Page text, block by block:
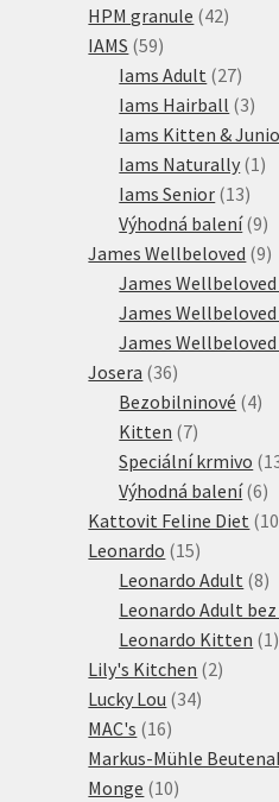
HPM granule 4242
IAMS 5959
produktů
Iams Adult 2727
Iams Hairball 33
Iams Kitten &
Iams Naturally 1 1
Iams Senior 1313
Výhodná balení 99
James Wellbeloved 99
James
James
James
Josera 3636
produktů
Bezobilninové 44
Kitten 77
produktů
Speciální krmivo
Výhodná balení 66
Kattovit Feline Diet 10
Leonardo 1515
produktů
Leonardo Adult 88
Leonardo Adult
Leonardo Kitten 1 1
Lily's Kitchen 22
Lucky Lou 3434
MAC's 1616
produktů
Markus-Mühle
Monge 1010